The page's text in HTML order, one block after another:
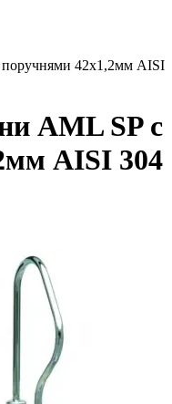
42х1,2мм AISI
AML SP с
AISI 304